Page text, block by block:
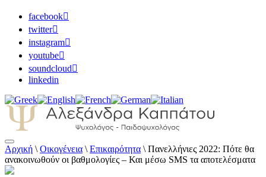
facebook
twitter
instagram
youtube
soundcloud
linkedin
Αλεξάνδρα Καππάτου Ψυχολόγος –
Παιδοψυχολόγος
Αρχική \ Οικογένεια \ Επικαιρότητα \ Πανελλήνιες 2022: Πότε θα
ανακοινωθούν οι βαθμολογίες – Και μέσω SMS τα αποτελέσματα